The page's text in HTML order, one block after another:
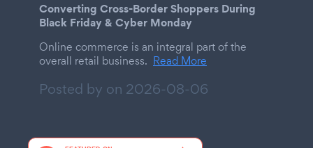
Converting Cross-Border Shoppers During
Black Friday & Cyber Monday
Online commerce is an integral part of the
overall retail business. Read More
Posted by on 2026-08-06